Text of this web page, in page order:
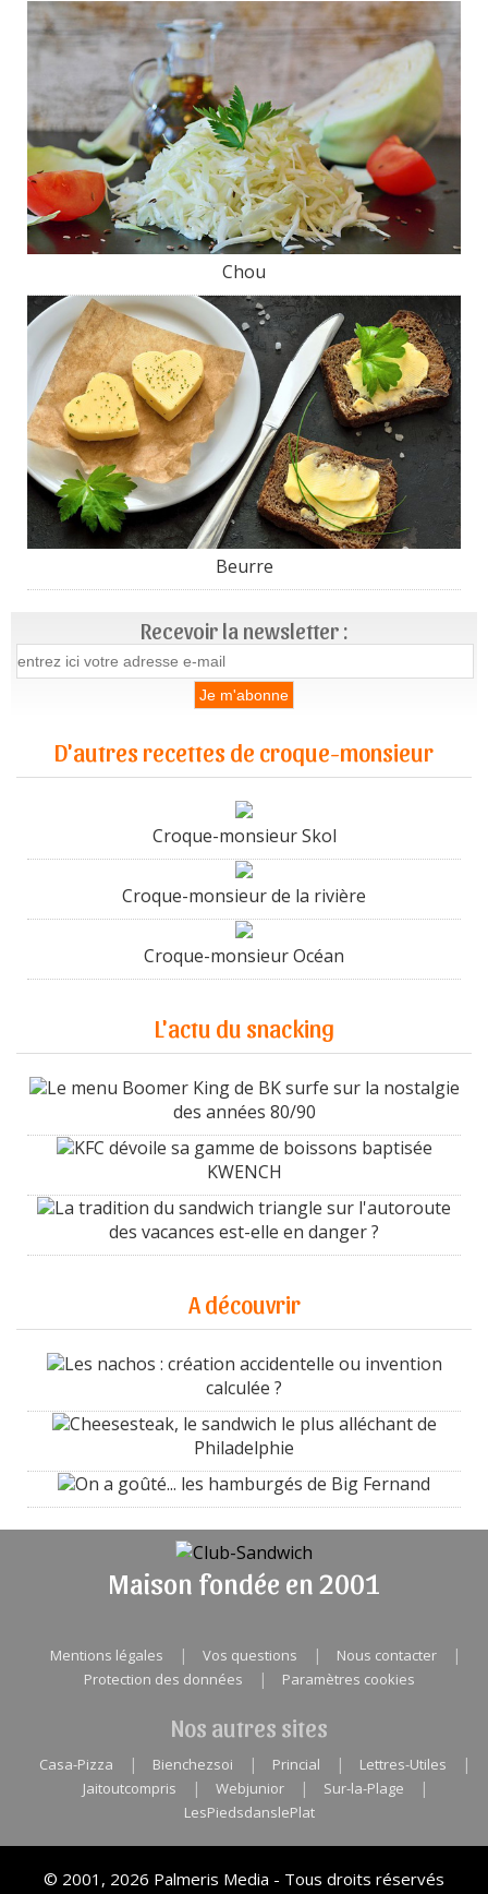
Chou
Beurre
Recevoir la newsletter :
D'autres recettes de croque-monsieur
Croque-monsieur Skol
Croque-monsieur de la rivière
Croque-monsieur Océan
L'actu du snacking
Le menu Boomer King de BK surfe sur la nostalgie
des années 80/90
KFC dévoile sa gamme de boissons baptisée
KWENCH
La tradition du sandwich triangle sur l'autoroute
des vacances est-elle en danger ?
A découvrir
Les nachos : création accidentelle ou invention
calculée ?
Cheesesteak, le sandwich le plus alléchant de
Philadelphie
On a goûté... les hamburgés de Big Fernand
Maison fondée en 2001
Mentions légales | Vos questions | Nous contacter |
Protection des données | Paramètres cookies
Nos autres sites
Casa-Pizza | Bienchezsoi | Princial | Lettres-Utiles |
Jaitoutcompris | Webjunior | Sur-la-Plage |
LesPiedsdanslePlat
© 2001, 2026 Palmeris Media - Tous droits réservés